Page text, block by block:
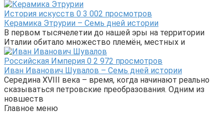
История искусств 0 3 002 просмотров
Керамика Этрурии – Семь дней истории
В первом тысячелетии до нашей эры на территории
Италии обитало множество племён, местных и
Российская Империя 0 2 972 просмотров
Иван Иванович Шувалов – Семь дней истории
Середина XVIII века – время, когда начинают реально
сказываться петровские преобразования. Одним из
новшеств
Главное меню